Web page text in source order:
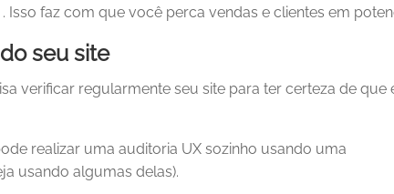
faz com que você perca vendas e clientes em
seu site
verificar regularmente seu site para ter certeza de que
realizar uma auditoria UX sozinho usando uma
usando algumas delas).